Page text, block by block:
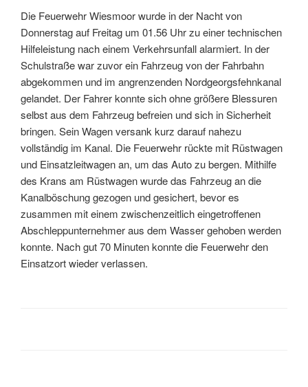
Die Feuerwehr Wiesmoor wurde in der Nacht von
Donnerstag auf Freitag um 01.56 Uhr zu einer technischen
Hilfeleistung nach einem Verkehrsunfall alarmiert. In der
Schulstraße war zuvor ein Fahrzeug von der Fahrbahn
abgekommen und im angrenzenden Nordgeorgsfehnkanal
gelandet. Der Fahrer konnte sich ohne größere Blessuren
selbst aus dem Fahrzeug befreien und sich in Sicherheit
bringen. Sein Wagen versank kurz darauf nahezu
vollständig im Kanal. Die Feuerwehr rückte mit Rüstwagen
und Einsatzleitwagen an, um das Auto zu bergen. Mithilfe
des Krans am Rüstwagen wurde das Fahrzeug an die
Kanalböschung gezogen und gesichert, bevor es
zusammen mit einem zwischenzeitlich eingetroffenen
Abschleppunternehmer aus dem Wasser gehoben werden
konnte. Nach gut 70 Minuten konnte die Feuerwehr den
Einsatzort wieder verlassen.